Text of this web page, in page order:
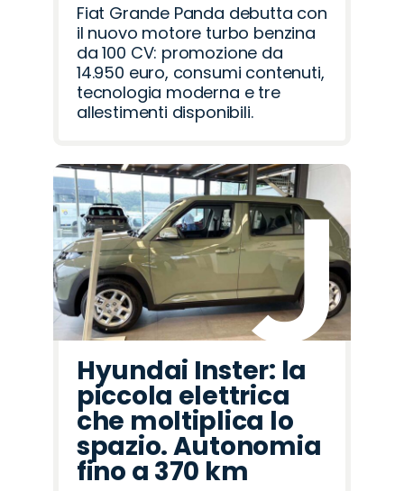
Fiat Grande Panda debutta con
il nuovo motore turbo benzina
da 100 CV: promozione da
14.950 euro, consumi contenuti,
tecnologia moderna e tre
allestimenti disponibili.
Hyundai Inster: la
piccola elettrica
che moltiplica lo
spazio. Autonomia
fino a 370 km